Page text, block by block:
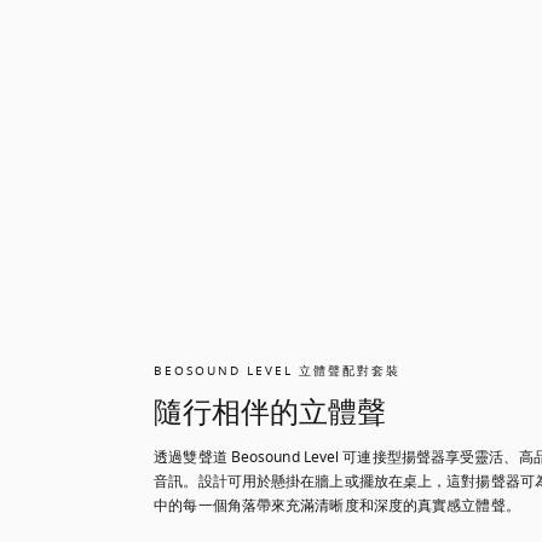
BEOSOUND LEVEL 立體聲配對套裝
隨行相伴的立體聲
透過雙聲道 Beosound Level 可連接型揚聲器享受靈活、高
音訊。設計可用於懸掛在牆上或擺放在桌上，這對揚聲器可
中的每一個角落帶來充滿清晰度和深度的真實感立體聲。